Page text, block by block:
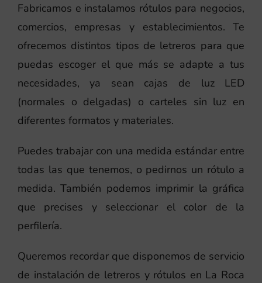
Fabricamos e instalamos rótulos para negocios,
comercios, empresas y establecimientos. Te
ofrecemos distintos tipos de letreros para que
puedas escoger el que más se adapte a tus
necesidades, ya sean cajas de luz LED
(normales o delgadas) o carteles sin luz en
diferentes formatos y materiales.
Puedes trabajar con una medida estándar entre
todas las que tenemos, o pedirnos un rótulo a
medida. También podemos imprimir la gráfica
que precises y seleccionar el color de la
perfilería.
Queremos recordar que disponemos de servicio
de instalación de letreros y rótulos en La Roca